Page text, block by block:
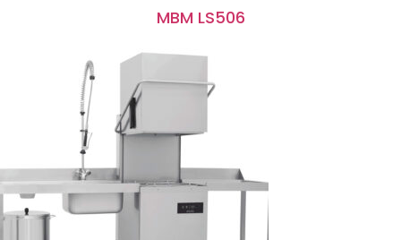
MBM LS506